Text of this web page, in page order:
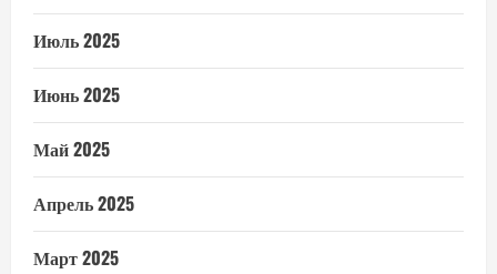
Июль 2025
Июнь 2025
Май 2025
Апрель 2025
Март 2025